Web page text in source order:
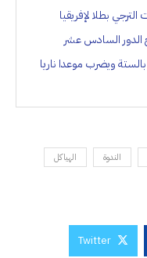
بطلا لإفريقيا
السادس عشر
ويضرب موعدا ناريا
الندوة
الهياكل
Twitter